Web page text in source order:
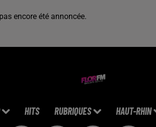
encore été annoncée.
HITS RUBRIQUES HAUT-RHIN